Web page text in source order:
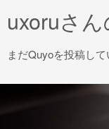
uxoruさ
まだQuyoを投稿して